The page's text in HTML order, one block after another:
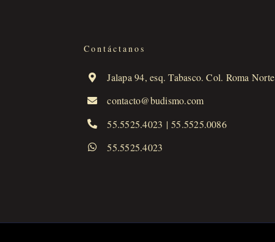
Contáctanos
Jalapa 94, esq. Tabasco. Col. Roma Norte
contacto@budismo.com
55.5525.4023 |55.5525.0086
55.5525.4023